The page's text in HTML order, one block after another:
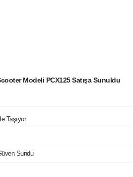
Modeli PCX125 Satışa Sunuldu
Taşıyor
Sundu